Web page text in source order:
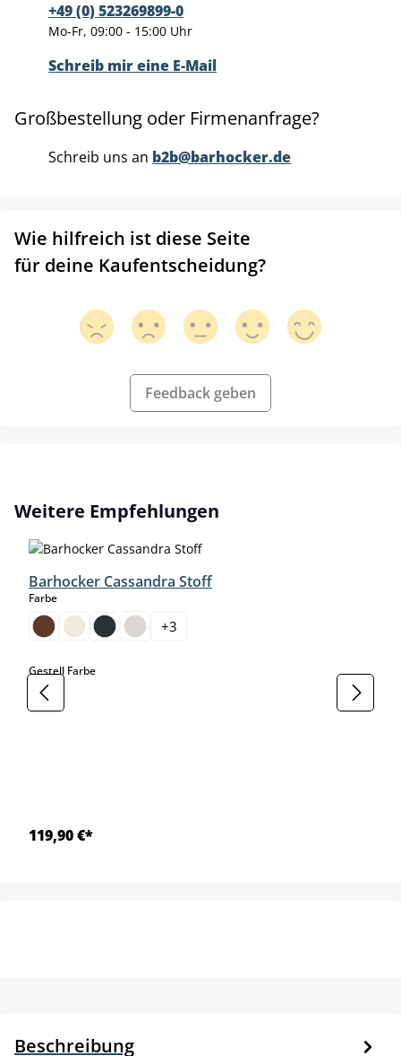
+49 (0) 523269899-0
Mo-Fr, 09:00 - 15:00 Uhr
Schreib mir eine E-Mail
Großbestellung oder Firmenanfrage?
Schreib uns an b2b@barhocker.de
Wie hilfreich ist diese Seite
für deine Kaufentscheidung?
Feedback geben
Produktgalerie überspringen
Weitere Empfehlungen
Barhocker Cassandra Stoff
Farbeauswählen
+3
Gestell Farbeauswählen
119,90 €*
Beschreibung